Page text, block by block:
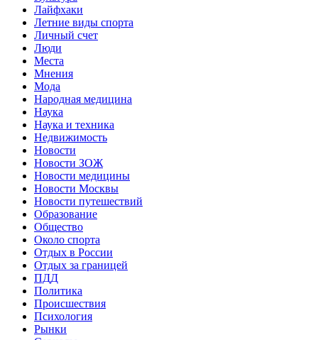
Лайфхаки
Летние виды спорта
Личный счет
Люди
Места
Мнения
Мода
Народная медицина
Наука
Наука и техника
Недвижимость
Новости
Новости ЗОЖ
Новости медицины
Новости Москвы
Новости путешествий
Образование
Общество
Около спорта
Отдых в России
Отдых за границей
ПДД
Политика
Происшествия
Психология
Рынки